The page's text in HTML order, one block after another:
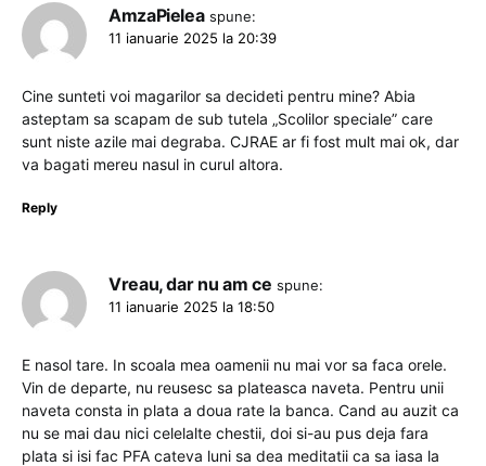
AmzaPielea spune:
11 ianuarie 2025 la 20:39
Cine sunteti voi magarilor sa decideti pentru mine? Abia
asteptam sa scapam de sub tutela „Scolilor speciale” care
sunt niste azile mai degraba. CJRAE ar fi fost mult mai ok, dar
va bagati mereu nasul in curul altora.
Reply
Vreau, dar nu am ce spune:
11 ianuarie 2025 la 18:50
E nasol tare. In scoala mea oamenii nu mai vor sa faca orele.
Vin de departe, nu reusesc sa plateasca naveta. Pentru unii
naveta consta in plata a doua rate la banca. Cand au auzit ca
nu se mai dau nici celelalte chestii, doi si-au pus deja fara
plata si isi fac PFA cateva luni sa dea meditatii ca sa iasa la